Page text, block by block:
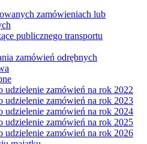
zamówieniach lub
publicznego transportu
zamówień odrębnych
udzielenie zamówień na rok 2022
udzielenie zamówień na rok 2023
udzielenie zamówień na rok 2024
udzielenie zamówień na rok 2025
udzielenie zamówień na rok 2026